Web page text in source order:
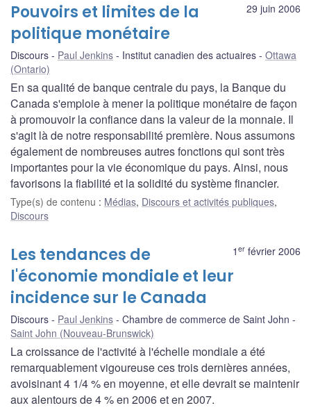
29 juin 2006
Pouvoirs et limites de la
politique monétaire
Discours Paul Jenkins Institut canadien des actuaires
Ottawa
(Ontario)
En sa qualité de banque centrale du pays, la Banque du
Canada s'emploie à mener la politique monétaire de façon
à promouvoir la confiance dans la valeur de la monnaie. Il
s'agit là de notre responsabilité première. Nous assumons
également de nombreuses autres fonctions qui sont très
importantes pour la vie économique du pays. Ainsi, nous
favorisons la fiabilité et la solidité du système financier.
Type(s) de contenu : Médias, Discours et activités publiques,
Discours
1 er février 2006
Les tendances de
l'économie mondiale et leur
incidence sur le Canada
Discours Paul Jenkins
Chambre de commerce de Saint John
Saint John (Nouveau-Brunswick)
La croissance de l'activité à l'échelle mondiale a été
remarquablement vigoureuse ces trois dernières années,
avoisinant 4 1/4 % en moyenne, et elle devrait se maintenir
aux alentours de 4 % en 2006 et en 2007.